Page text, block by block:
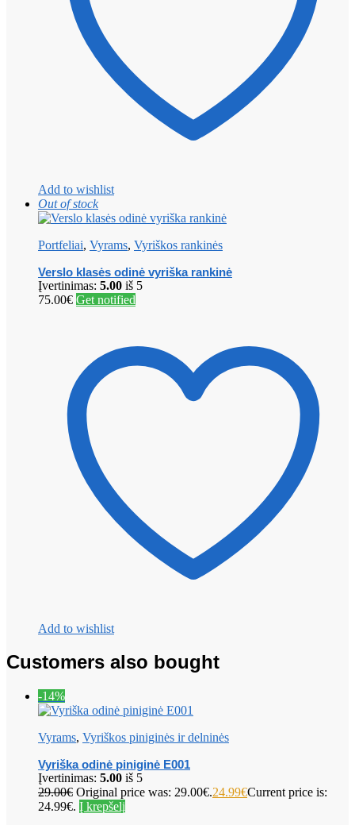
Add to wishlist
Out of stock
Portfeliai, Vyrams, Vyriškos rankinės
Verslo klasės odinė vyriška rankinė
Įvertinimas: 5.00 iš 5
75.00€ Get notified
Add to wishlist
Customers also bought
-14%
Vyrams, Vyriškos piniginės ir delninės
Vyriška odinė piniginė E001
Įvertinimas: 5.00 iš 5
29.00€ Original price was: 29.00€.24.99€Current price is:
24.99€. Į krepšelį